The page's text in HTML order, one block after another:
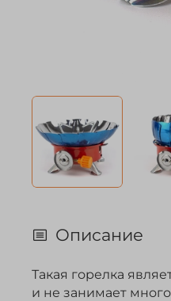
Описание
Такая горелка
и не занимает